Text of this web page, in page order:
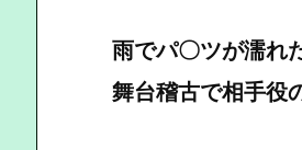
雨でパ〇ツが濡れ
舞台稽古で相手役